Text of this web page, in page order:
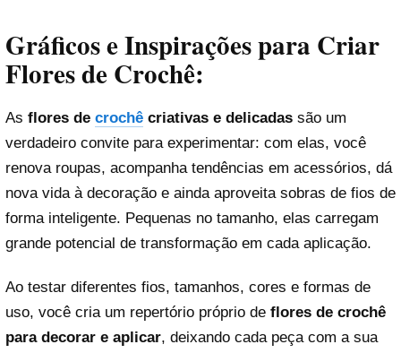
Gráficos e Inspirações para Criar
Flores de Crochê:
As flores de crochê criativas e delicadas são um
verdadeiro convite para experimentar: com elas, você
renova roupas, acompanha tendências em acessórios, dá
nova vida à decoração e ainda aproveita sobras de fios de
forma inteligente. Pequenas no tamanho, elas carregam
grande potencial de transformação em cada aplicação.
Ao testar diferentes fios, tamanhos, cores e formas de
uso, você cria um repertório próprio de flores de crochê
para decorar e aplicar, deixando cada peça com a sua